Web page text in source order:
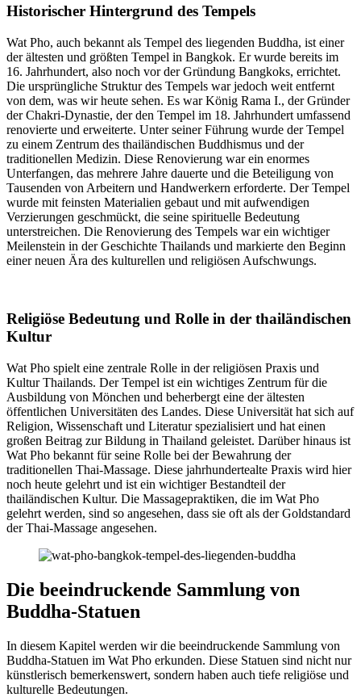
Historischer Hintergrund des Tempels
Wat Pho, auch bekannt als Tempel des liegenden Buddha, ist einer
der ältesten und größten Tempel in Bangkok. Er wurde bereits im
16. Jahrhundert, also noch vor der Gründung Bangkoks, errichtet.
Die ursprüngliche Struktur des Tempels war jedoch weit entfernt
von dem, was wir heute sehen. Es war König Rama I., der Gründer
der Chakri-Dynastie, der den Tempel im 18. Jahrhundert umfassend
renovierte und erweiterte. Unter seiner Führung wurde der Tempel
zu einem Zentrum des thailändischen Buddhismus und der
traditionellen Medizin. Diese Renovierung war ein enormes
Unterfangen, das mehrere Jahre dauerte und die Beteiligung von
Tausenden von Arbeitern und Handwerkern erforderte. Der Tempel
wurde mit feinsten Materialien gebaut und mit aufwendigen
Verzierungen geschmückt, die seine spirituelle Bedeutung
unterstreichen. Die Renovierung des Tempels war ein wichtiger
Meilenstein in der Geschichte Thailands und markierte den Beginn
einer neuen Ära des kulturellen und religiösen Aufschwungs.
Religiöse Bedeutung und Rolle in der thailändischen
Kultur
Wat Pho spielt eine zentrale Rolle in der religiösen Praxis und
Kultur Thailands. Der Tempel ist ein wichtiges Zentrum für die
Ausbildung von Mönchen und beherbergt eine der ältesten
öffentlichen Universitäten des Landes. Diese Universität hat sich auf
Religion, Wissenschaft und Literatur spezialisiert und hat einen
großen Beitrag zur Bildung in Thailand geleistet. Darüber hinaus ist
Wat Pho bekannt für seine Rolle bei der Bewahrung der
traditionellen Thai-Massage. Diese jahrhundertealte Praxis wird hier
noch heute gelehrt und ist ein wichtiger Bestandteil der
thailändischen Kultur. Die Massagepraktiken, die im Wat Pho
gelehrt werden, sind so angesehen, dass sie oft als der Goldstandard
der Thai-Massage angesehen.
Die beeindruckende Sammlung von
Buddha-Statuen
In diesem Kapitel werden wir die beeindruckende Sammlung von
Buddha-Statuen im Wat Pho erkunden. Diese Statuen sind nicht nur
künstlerisch bemerkenswert, sondern haben auch tiefe religiöse und
kulturelle Bedeutungen.